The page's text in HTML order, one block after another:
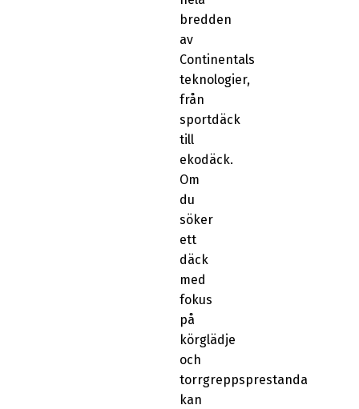
bredden
av
Continentals
teknologier,
från
sportdäck
till
ekodäck.
Om
du
söker
ett
däck
med
fokus
på
körglädje
och
torrgreppsprestanda
kan